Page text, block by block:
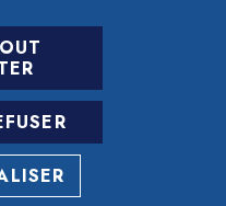
E-MAIL
:
DÉSINSCRIPTION